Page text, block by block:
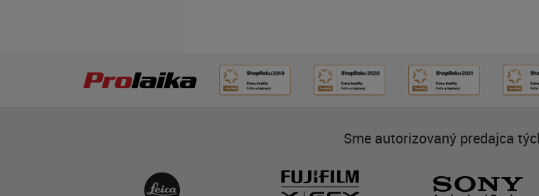
Používatelia môžu zaostrovať na
výrazy tváre vďaka funkcii Eye-
slabom svetle, ktoré umožňuje
spoľahlivé zaostrenie objektov až
pomocou hľadáčika, môžu využiť
výkon sledovania objektov na
Sme autorizovaný predajca